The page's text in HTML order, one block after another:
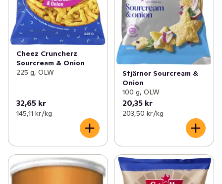
Cheez Cruncherz
Sourcream & Onion
225 g, OLW
32,65 kr
145,11 kr /kg
Stjärnor Sourcream &
Onion
100 g, OLW
20,35 kr
203,50 kr /kg